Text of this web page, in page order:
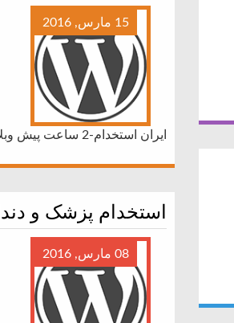
15 مارس, 2016
ایران استخدام-2 ساعت پیش وبلاگ اطلاعات خبرگذاری خوزستان
استخدام پزشک و
08 مارس, 2016